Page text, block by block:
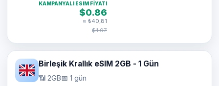
KAMPANYALI ESIM FIYATI
$0.86
≈ ₺40,81
$1.07
Birleşik Krallık eSIM 2GB - 1 Gün
📶 2GB📅 1 gün